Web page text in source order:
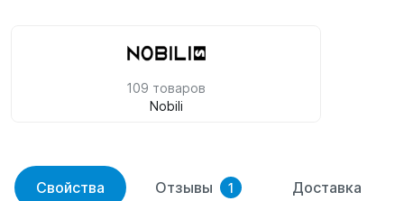
109 товаров
Nobili
Свойства Отзывы 1 Доставка